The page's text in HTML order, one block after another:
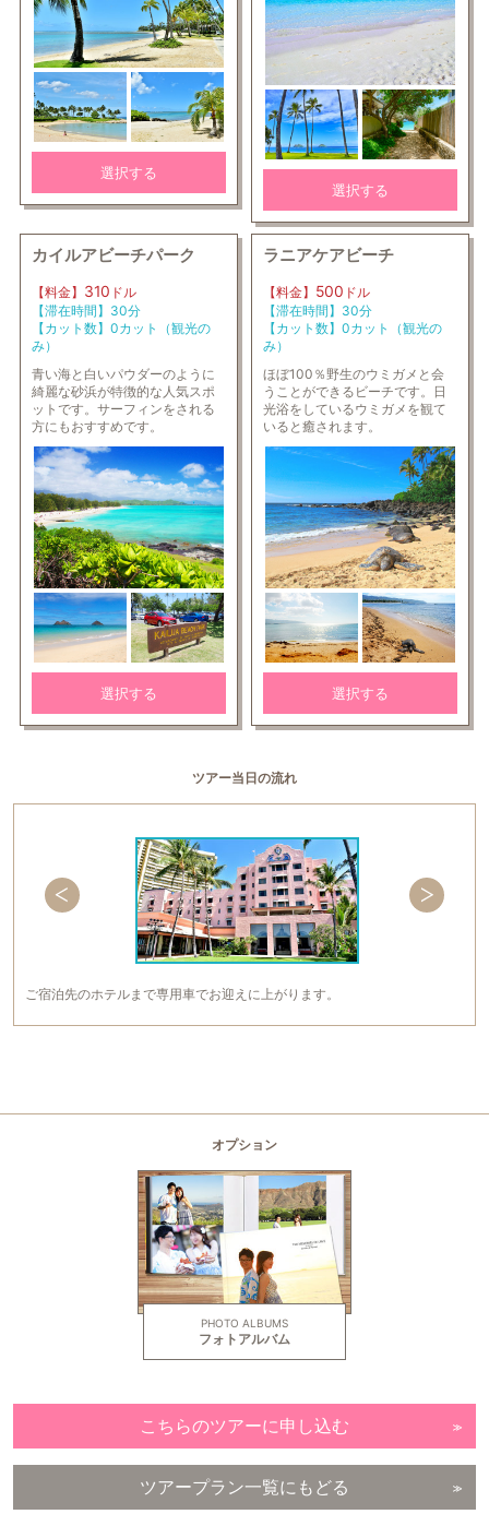
選択する
選択する
カイルアビーチパーク
【料金】 310 ドル
【滞在時間】30分
【カット数】0カット（観光の
み）
青い海と白いパウダーのように
綺麗な砂浜が特徴的な人気スポ
ットです。サーフィンをされる
方にもおすすめです。
選択する
ラニアケアビーチ
【料金】 500 ドル
【滞在時間】30分
【カット数】0カット（観光の
み）
ほぼ100％野生のウミガメと会
うことができるビーチです。日
光浴をしているウミガメを観て
いると癒されます。
選択する
ツアー当日の流れ
ご宿泊先のホテルまで専用車でお迎えに上がります。
フォトツアーに出発!!
ご希望のスポット・エリアを貸切の専用車で巡り、各スポットでプロカメ
オプション
フォトアルバム
こちらのツアーに申し込む
ツアープラン一覧にもどる